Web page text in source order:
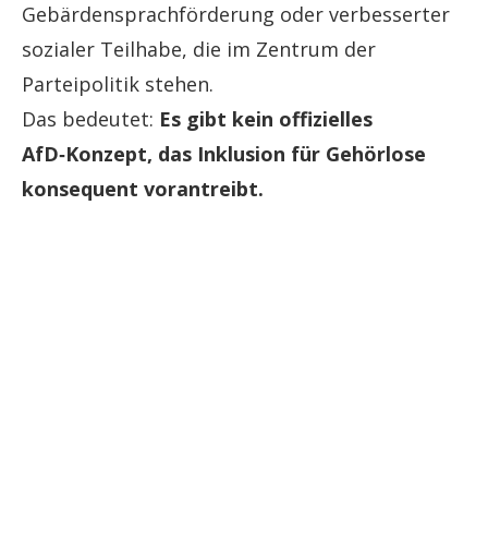
Gebärdensprachförderung oder verbesserter
sozialer Teilhabe, die im Zentrum der
Parteipolitik stehen.
Das bedeutet: Es gibt kein offizielles
AfD‑Konzept, das Inklusion für Gehörlose
konsequent vorantreibt.